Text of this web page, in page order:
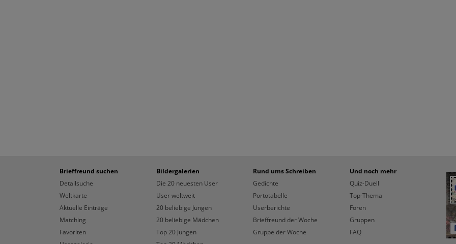
Brieffreund suchen
Detailsuche
Weltkarte
Aktuelle Einträge
Matching
Favoriten
Bildergalerien
Die 20 neuesten User
User weltweit
20 beliebige Jungen
20 beliebige Mädchen
Top 20 Jungen
Rund ums Schreiben
Gedichte
Portotabelle
Userberichte
Brieffreund der Woche
Gruppe der Woche
Und noch mehr
Quiz-Duell
Top-Thema
Foren
Gruppen
FAQ